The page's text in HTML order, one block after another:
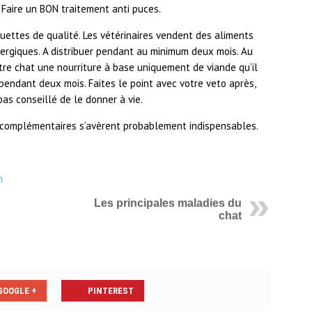
un BON traitement anti puces.
de qualité. Les vétérinaires vendent des aliments
A distribuer pendant au minimum deux mois. Au
chat une nourriture à base uniquement de viande qu’il
deux mois. Faites le point avec votre veto après,
conseillé de le donner à vie.
s’avèrent probablement indispensables.
Les principales maladies du
chat
+ PINTEREST